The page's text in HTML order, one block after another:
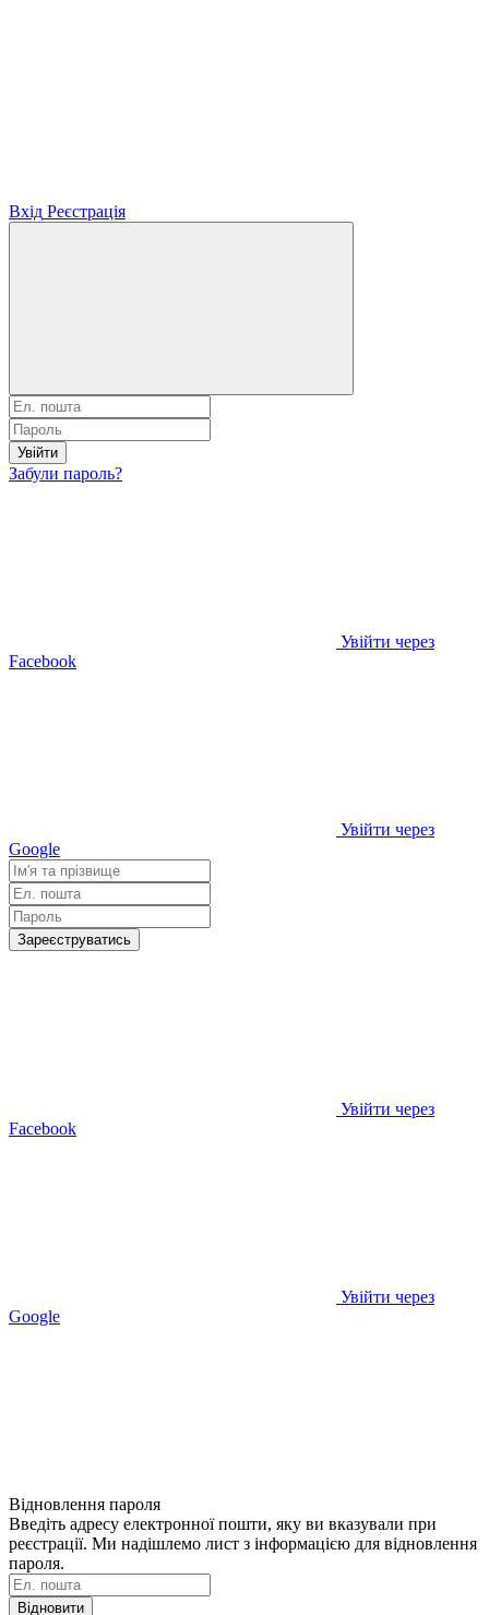
Вхід Реєстрація
Увійти
Забули пароль?
Увійти через
Facebook
Увійти через
Google
Зареєструватись
Увійти через
Facebook
Увійти через
Google
Відновлення пароля
Введіть адресу електронної пошти, яку ви вказували при
реєстрації. Ми надішлемо лист з інформацією для відновлення
пароля.
Відновити